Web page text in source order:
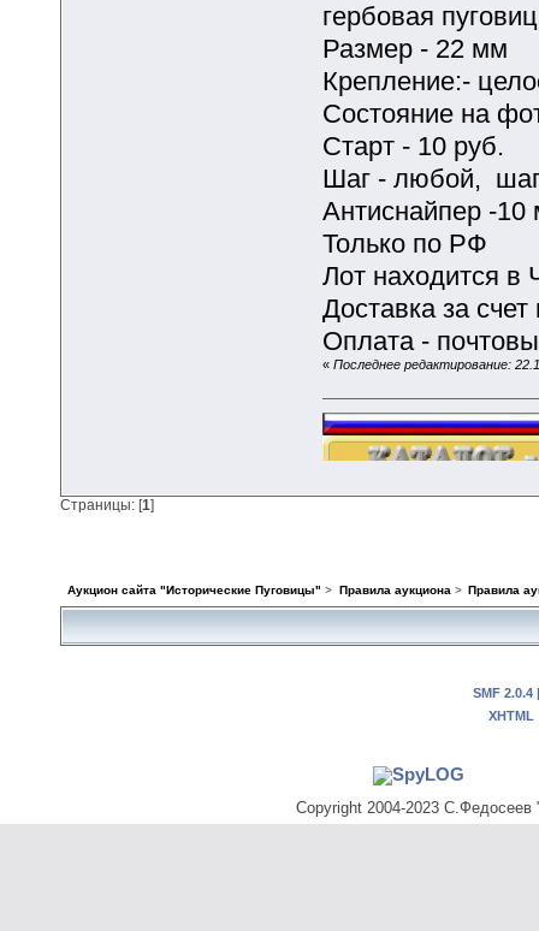
гербовая
Размер - 22 мм
Крепление:-
Состояние на
Старт - 10 руб.
Шаг - любой, шаг
Антиснайпер -10
Только по РФ
Лот находится в
Доставка за
Оплата -
« Последнее редактирование:
Страницы: [1]
Аукцион сайта "Исторические Пуговицы" > Правила аукциона> Правила
SMF 2.0.4
XHTML
Copyright 2004-2023 С.Федосеев